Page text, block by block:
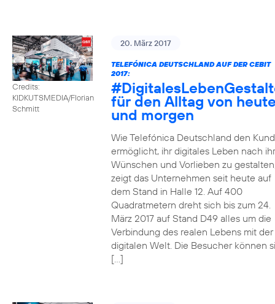
Credits:
KIDKUTSMEDIA/Florian
Schmitt
20. März 2017
TELEFÓNICA DEUTSCHLAND AUF DER CEBIT
2017:
für den Alltag von
und morgen
Wie Telefónica Deutschland den
ermöglicht, ihr digitales Leben nach
Wünschen und Vorlieben zu
zeigt das Unternehmen seit heute auf
dem Stand in Halle 12. Auf 400
Quadratmetern dreht sich bis zum 24.
März 2017 auf Stand D49 alles um die
Verbindung des realen Lebens mit der
digitalen Welt. Die Besucher können
[…]